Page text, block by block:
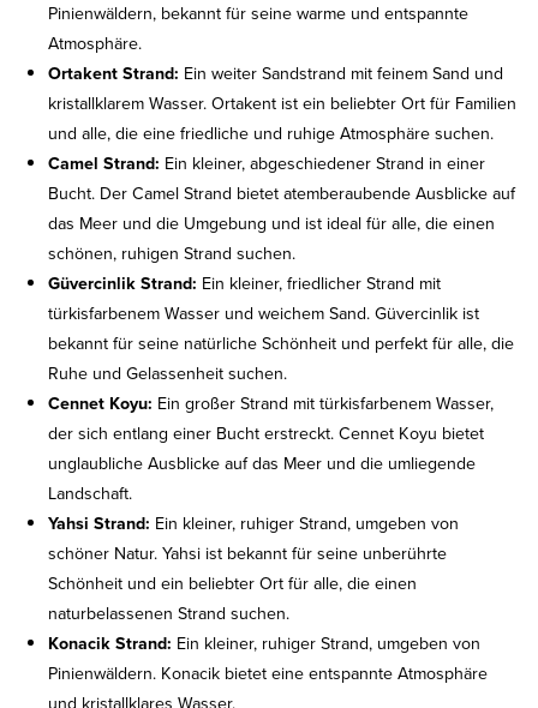
Pinienwäldern, bekannt für seine warme und entspannte
Atmosphäre.
Ortakent Strand: Ein weiter Sandstrand mit feinem Sand und
kristallklarem Wasser. Ortakent ist ein beliebter Ort für Familien
und alle, die eine friedliche und ruhige Atmosphäre suchen.
Camel Strand: Ein kleiner, abgeschiedener Strand in einer
Bucht. Der Camel Strand bietet atemberaubende Ausblicke auf
das Meer und die Umgebung und ist ideal für alle, die einen
schönen, ruhigen Strand suchen.
Güvercinlik Strand: Ein kleiner, friedlicher Strand mit
türkisfarbenem Wasser und weichem Sand. Güvercinlik ist
bekannt für seine natürliche Schönheit und perfekt für alle, die
Ruhe und Gelassenheit suchen.
Cennet Koyu: Ein großer Strand mit türkisfarbenem Wasser,
der sich entlang einer Bucht erstreckt. Cennet Koyu bietet
unglaubliche Ausblicke auf das Meer und die umliegende
Landschaft.
Yahsi Strand: Ein kleiner, ruhiger Strand, umgeben von
schöner Natur. Yahsi ist bekannt für seine unberührte
Schönheit und ein beliebter Ort für alle, die einen
naturbelassenen Strand suchen.
Konacik Strand: Ein kleiner, ruhiger Strand, umgeben von
Pinienwäldern. Konacik bietet eine entspannte Atmosphäre
und kristallklares Wasser.